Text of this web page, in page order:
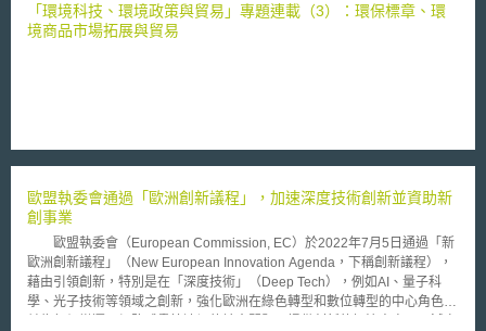
「環境科技、環境政策與貿易」專題連載（3）：環保標章、環
境商品市場拓展與貿易
歐盟執委會通過「歐洲創新議程」，加速深度技術創新並資助新
創事業
歐盟執委會（European Commission, EC）於2022年7月5日通過「新
歐洲創新議程」（New European Innovation Agenda，下稱創新議程），
藉由引領創新，特別是在「深度技術」（Deep Tech），例如AI、量子科
學、光子技術等領域之創新，強化歐洲在綠色轉型和數位轉型的中心角色，